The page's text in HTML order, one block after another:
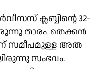
ക്ലബ്ബിന്റെ 32-
താരം. തെക്കൻ
സമീപമുള്ള അൽ
സംഭവം.